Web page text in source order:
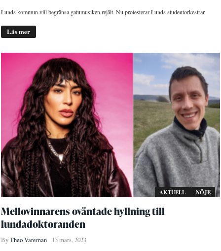
Lunds kommun vill begränsa gatumusiken rejält. Nu protesterar Lunds studentorkestrar.
Läs mer
AKTUELL NÖJE
Mellovinnarens oväntade hyllning till
lundadoktoranden
ByTheo Vareman 13 mars, 2023